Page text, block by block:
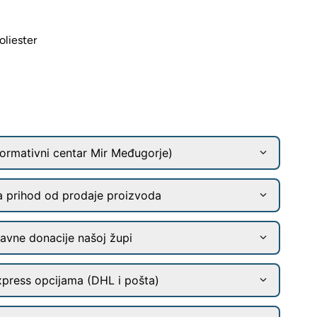
centar Mir Međugorje)
prihod od prodaje proizvoda
donacije našoj župi
opcijama (DHL i pošta)